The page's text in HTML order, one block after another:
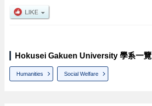
Hokusei Gakuen University 學系一覽
Humanities Social Welfare